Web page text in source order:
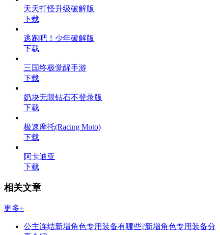
天天打怪升级破解版
下载
逃跑吧！少年破解版
下载
三国终极觉醒手游
下载
奶块无限钻石不登录版
下载
极速摩托(Racing Moto)
下载
阿卡迪亚
下载
相关文章
更多+
公主连结新增角色专用装备有哪些?新增角色专用装备分